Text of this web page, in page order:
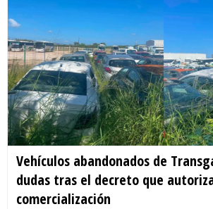
Vehículos abandonados de
dudas tras el decreto que
comercialización